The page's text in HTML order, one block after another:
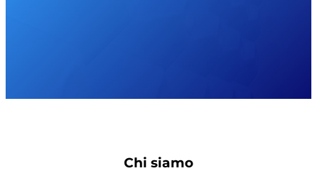
Chi siamo